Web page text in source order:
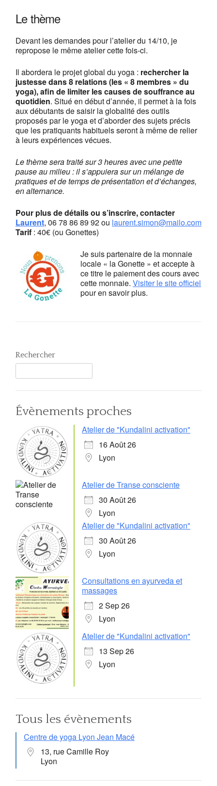
Le thème
Devant les demandes pour l’atelier du 14/10, je
repropose le même atelier cette fois-ci.
Il abordera le projet global du yoga : rechercher la
justesse dans 8 relations (les « 8 membres » du
yoga), afin de limiter les causes de souffrance au
quotidien. Situé en début d’année, il permet à la fois
aux débutants de saisir la globalité des outils
proposés par le yoga et d’aborder des sujets précis
que les pratiquants habituels seront à même de relier
à leurs expériences vécues.
Le thème sera traité sur 3 heures avec une petite
pause au milieu : il s’appuiera sur un mélange de
pratiques et de temps de présentation et d’échanges,
en alternance.
Pour plus de détails ou s’inscrire, contacter
Laurent, 06 78 86 89 92ou laurent.simon@mailo.com
Tarif : 40€ (ou Gonettes)
Je suis partenaire de la monnaie
locale « la Gonette » et accepte à
ce titre le paiement des cours avec
cette monnaie. Visiter le site officiel
pour en savoir plus.
Rechercher
Évènements proches
Atelier de "Kundalini activation"
16 Août 26
Lyon
Atelier de Transe consciente
30 Août 26
Lyon
Atelier de "Kundalini activation"
30 Août 26
Lyon
Consultations en ayurveda et
massages
2 Sep 26
Lyon
Atelier de "Kundalini activation"
13 Sep 26
Lyon
Tous les évènements
Centre de yoga Lyon Jean Macé
13, rue Camille Roy
Lyon